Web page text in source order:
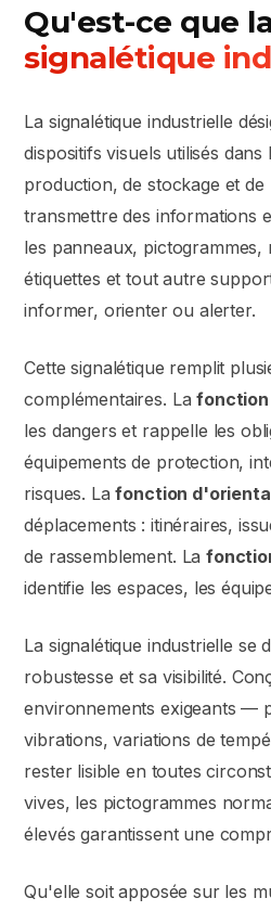
Qu'est-ce que
signalétique
La signalétique industrielle
dispositifs visuels utilisés
production, de stockage et de
transmettre des informations
les panneaux, pictogrammes,
étiquettes et tout autre
informer, orienter ou alerter.
Cette signalétique remplit
complémentaires. La
les dangers et rappelle les
équipements de protection,
risques. Lafonction
déplacements : itinéraires,
de rassemblement. La
identifie les espaces, les
La signalétique industrielle se
robustesse et sa visibilité.
environnements exigeants —
vibrations, variations de
rester lisible en toutes
vives, les pictogrammes
élevés garantissent une
Qu'elle soit apposée sur les